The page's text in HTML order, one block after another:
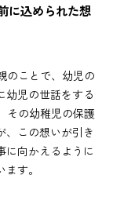
に込められた想
のことで、幼児の
幼児の世話をする
その幼稚児の保護
、この想いが引き
に向かえるように
す。